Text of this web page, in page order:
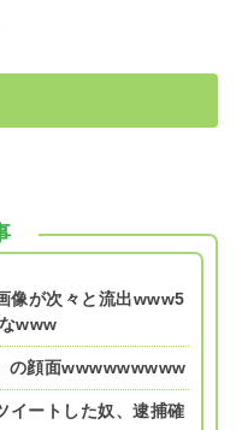
像が次々と流出www5
www
の顔面wwwwwwwww
イートした奴、逮捕確